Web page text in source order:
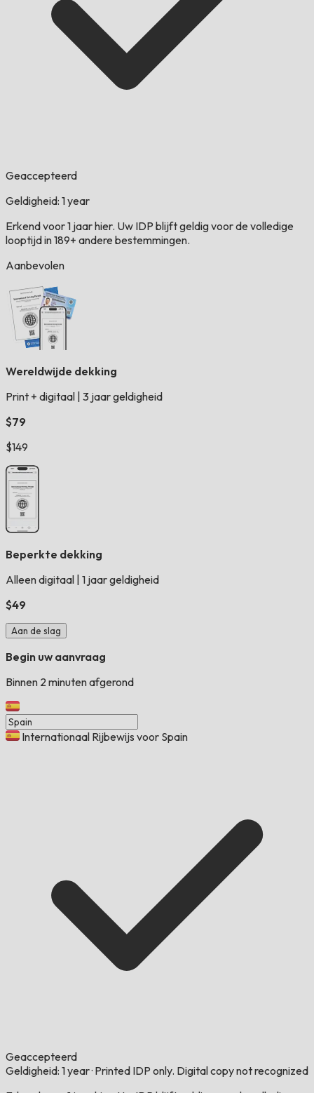
Geaccepteerd
Geldigheid: 1 year
Erkend voor 1 jaar hier. Uw IDP blijft geldig voor de volledige
looptijd in 189+ andere bestemmingen.
Aanbevolen
Wereldwijde dekking
Print + digitaal 3 jaar geldigheid
$79
$149
Beperkte dekking
Alleen digitaal 1 jaar geldigheid
$49
Aan de slag
Begin uw aanvraag
Binnen 2 minuten afgerond
Internationaal Rijbewijs voor Spain
Geaccepteerd
Geldigheid: 1 year· Printed IDP only. Digital copy not recognized